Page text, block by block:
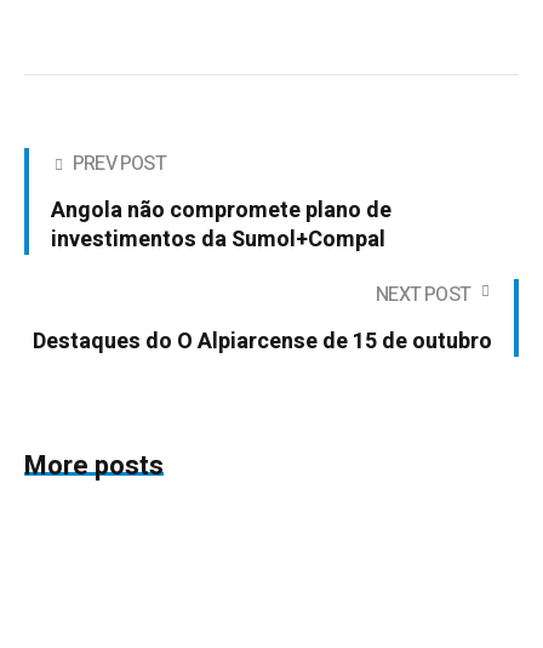
PREV POST
Angola não compromete plano de
investimentos da Sumol+Compal
NEXT POST
Destaques do O Alpiarcense de 15 de outubro
More posts